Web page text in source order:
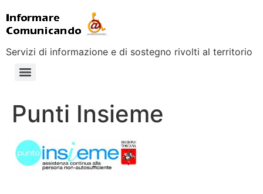
Servizi di informazione e di sostegno rivolti al territorio
Punti Insieme